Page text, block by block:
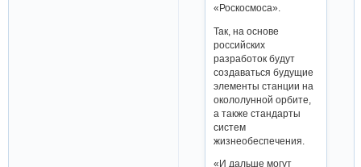
«Роскосмоса».
Так, на основе
российских
разработок будут
создаваться будущие
элементы станции на
окололунной орбите,
а также стандарты
систем
жизнеобеспечения.
«И дальше могут